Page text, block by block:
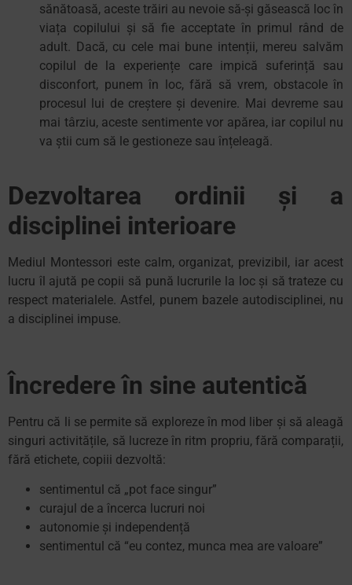
sănătoasă, aceste trăiri au nevoie să-și găsească loc în
viața copilului și să fie acceptate în primul rând de
adult. Dacă, cu cele mai bune intenții, mereu salvăm
copilul de la experiențe care impică suferință sau
disconfort, punem în loc, fără să vrem, obstacole în
procesul lui de creștere și devenire. Mai devreme sau
mai târziu, aceste sentimente vor apărea, iar copilul nu
va știi cum să le gestioneze sau înțeleagă.
Dezvoltarea ordinii și a
disciplinei interioare
Mediul Montessori este calm, organizat, previzibil, iar acest
lucru îl ajută pe copii să pună lucrurile la loc și să trateze cu
respect materialele. Astfel, punem bazele autodisciplinei, nu
a disciplinei impuse.
Încredere în sine autentică
Pentru că li se permite să exploreze în mod liber și să aleagă
singuri activitățile, să lucreze în ritm propriu, fără comparații,
fără etichete, copiii dezvoltă:
sentimentul că „pot face singur”
curajul de a încerca lucruri noi
autonomie și independență
sentimentul că “eu contez, munca mea are valoare”